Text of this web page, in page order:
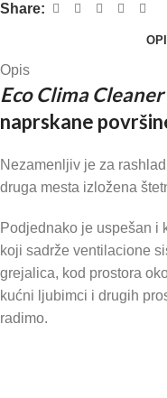
Share:
Opis
Eco Clima Cleaner
naprskane
Nezamenljiv je za
druga mesta izložena
Podjednako je uspešan i
koji sadrže ventilacione
grejalica, kod prostora
kućni ljubimci i drugih
radimo.